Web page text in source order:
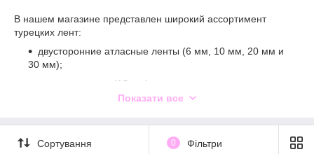
В нашем магазине представлен широкий ассортимент
турецких лент:
двусторонние атласные ленты (6 мм, 10 мм, 20 мм и
30 мм);
репсовая лента (10 мм);
атласная декоративная с золотистой люрексовой
Все ленты очень отличного качества. Атласные ленты -
двухсторонние, отличаются износоустойчивостью при
Показати все
Сортування 0 Фільтри